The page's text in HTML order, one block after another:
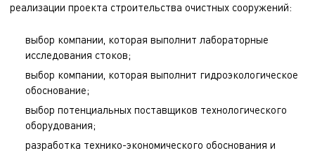
реализации проекта строительства очистных сооружений:
выбор компании, которая выполнит лабораторные
исследования стоков;
выбор компании, которая выполнит гидроэкологическое
обоснование;
выбор потенциальных поставщиков технологического
оборудования;
разработка технико-экономического обоснования и